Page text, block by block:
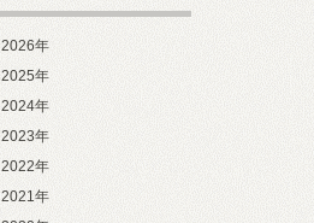
2026年
2025年
2024年
2023年
2022年
2021年